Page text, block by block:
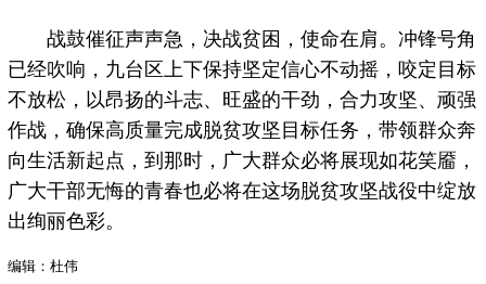
战鼓催征声声急，决战贫困，使命在肩。冲锋号角
已经吹响，九台区上下保持坚定信心不动摇，咬定目标
不放松，以昂扬的斗志、旺盛的干劲，合力攻坚、顽强
作战，确保高质量完成脱贫攻坚目标任务，带领群众奔
向生活新起点，到那时，广大群众必将展现如花笑靥，
广大干部无悔的青春也必将在这场脱贫攻坚战役中绽放
出绚丽色彩。
编辑：杜伟